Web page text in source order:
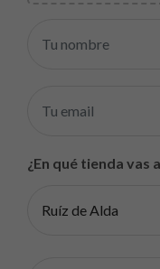
¿En qué tienda vas